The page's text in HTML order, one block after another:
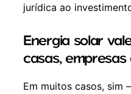
jurídica ao
Energia solar
casas,
Em muitos casos, sim